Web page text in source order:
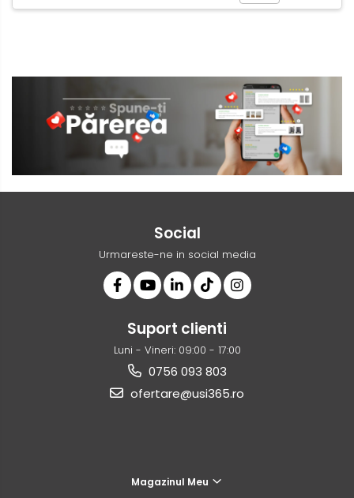
Social
Urmareste-ne in social media
Suport clienti
Luni - Vineri: 09:00 - 17:00
0756 093 803
ofertare@usi365.ro
Magazinul Meu